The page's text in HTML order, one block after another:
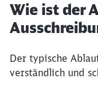
Wie ist der
Der typische
verständlich und